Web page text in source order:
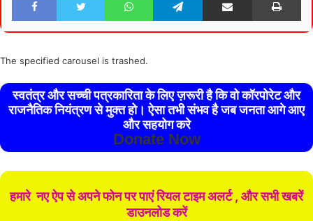
The specified carousel is trashed.
स्वतंत्र और सच्ची पत्रकारिता के लिए ज़रूरी है कि वो कॉरपोरेट और
राजनैतिक नियंत्रण से मुक्त हो। ऐसा तभी संभव है जब जनता आगे आए
और सहयोग करे
Donate Now
हमारे नए ऐप से अपने फोन पर पाएं रियल टाइम अलर्ट , और सभी खबरें
डाउनलोड करें